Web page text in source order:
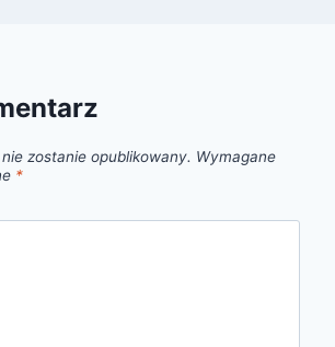
zostanie opublikowany. Wymagane
*